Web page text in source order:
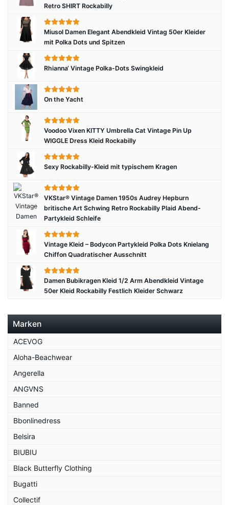
Retro SHIRT Rockabilly
Miusol Damen Elegant Abendkleid Vintag 50er Kleider
mit Polka Dots und Spitzen
Rhianna‘ Vintage Polka-Dots Swingkleid
On the Yacht
Voodoo Vixen KITTY Umbrella Cat Vintage Pin Up
WIGGLE Dress Kleid Rockabilly
Sexy Rockabilly-Kleid mit typischem Kragen
VKStar® Vintage Damen 1950s Audrey Hepburn
britische Art Schwing Retro Rockabilly Plaid Abend-
Partykleid Schleife
Vintage Kleid – Bodycon Partykleid Polka Dots Knielang
Chiffon Quadratischer Ausschnitt
Damen Bubikragen Kleid 1/2 Arm Abendkleid Vintage
50er Kleid Rockabilly Festlich Kleider Schwarz
Marken
ACEVOG
Aloha-Beachwear
Angerella
ANGVNS
Banned
Bbonlinedress
Belsira
BIUBIU
Black Butterfly Clothing
Bugatti
Collectif